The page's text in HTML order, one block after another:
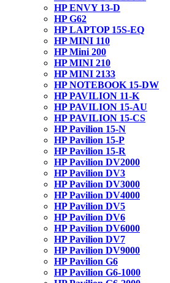
HP ENVY 13-D
HP G62
HP LAPTOP 15S-EQ
HP MINI 110
HP Mini 200
HP MINI 210
HP MINI 2133
HP NOTEBOOK 15-DW
HP PAVILION 11-K
HP PAVILION 15-AU
HP PAVILION 15-CS
HP Pavilion 15-N
HP Pavilion 15-P
HP Pavilion 15-R
HP Pavilion DV2000
HP Pavilion DV3
HP Pavilion DV3000
HP Pavilion DV4000
HP Pavilion DV5
HP Pavilion DV6
HP Pavilion DV6000
HP Pavilion DV7
HP Pavilion DV9000
HP Pavilion G6
HP Pavilion G6-1000